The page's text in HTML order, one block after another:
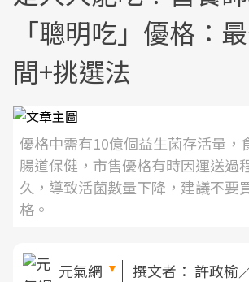
「聰明吃」優格：
間+挑選法
優格中需有10億個益生菌存活量，
腸道保健，市售優格有時因運送過
久，導致活菌數量下降，建議不要
格。
元氣網 撰文者： 許政榆